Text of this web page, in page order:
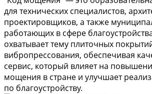
для технических специалистов,
проектировщиков, а также
работающих в сфере
охватывает тему плиточных
вибропрессования, обеспечивая
сервис, который влияет на
мощения в стране и улучшает
по благоустройству.